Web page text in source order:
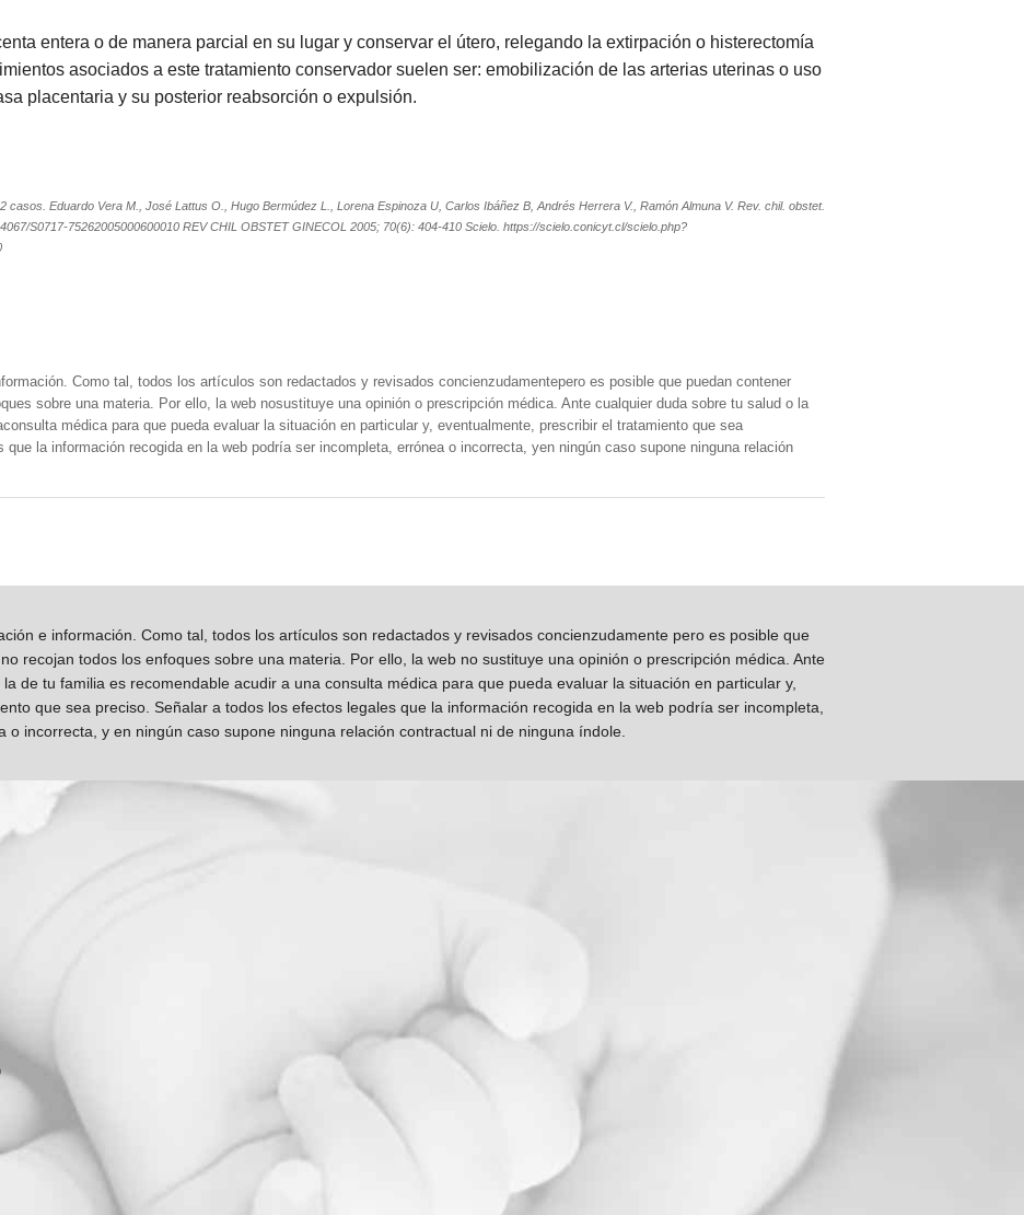
entera o de manera parcial en su lugar y conservar el útero, relegando la extirpación o histerectomía
asociados a este tratamiento conservador suelen ser: emobilización de las arterias uterinas o uso
placentaria y su posterior reabsorción o expulsión.
Eduardo Vera M., José Lattus O., Hugo Bermúdez L., Lorena Espinoza U, Carlos Ibáñez B, Andrés Herrera V., Ramón Almuna V. Rev. chil. obstet.
S0717-75262005000600010 REV CHIL OBSTET GINECOL 2005; 70(6): 404-410 Scielo. https://scielo.conicyt.cl/scielo.php?
Como tal, todos los artículos son redactados y revisados concienzudamentepero es posible que puedan contener
sobre una materia. Por ello, la web nosustituye una opinión o prescripción médica. Ante cualquier duda sobre tu salud o la
médica para que pueda evaluar la situación en particular y, eventualmente, prescribir el tratamiento que sea
la información recogida en la web podría ser incompleta, errónea o incorrecta, yen ningún caso supone ninguna relación
e información. Como tal, todos los artículos son redactados y revisados concienzudamente pero es posible que
recojan todos los enfoques sobre una materia. Por ello, la web no sustituye una opinión o prescripción médica. Ante
de tu familia es recomendable acudir a una consulta médica para que pueda evaluar la situación en particular y,
que sea preciso. Señalar a todos los efectos legales que la información recogida en la web podría ser incompleta,
o incorrecta, y en ningún caso supone ninguna relación contractual ni de ninguna índole.